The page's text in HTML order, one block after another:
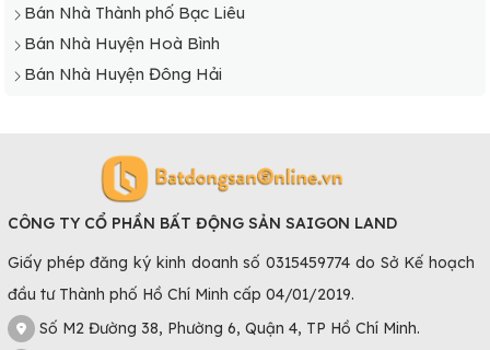
Bán Nhà Thành phố Bạc Liêu
Bán Nhà Huyện Hoà Bình
Bán Nhà Huyện Đông Hải
CÔNG TY CỔ PHẦN BẤT ĐỘNG SẢN SAIGON LAND
Giấy phép đăng ký kinh doanh số 0315459774 do Sở Kế hoạch
đầu tư Thành phố Hồ Chí Minh cấp 04/01/2019.
Số M2 Đường 38, Phường 6, Quận 4, TP Hồ Chí Minh.